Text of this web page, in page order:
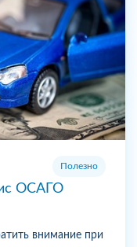
Полезно
ОСАГО
внимание при